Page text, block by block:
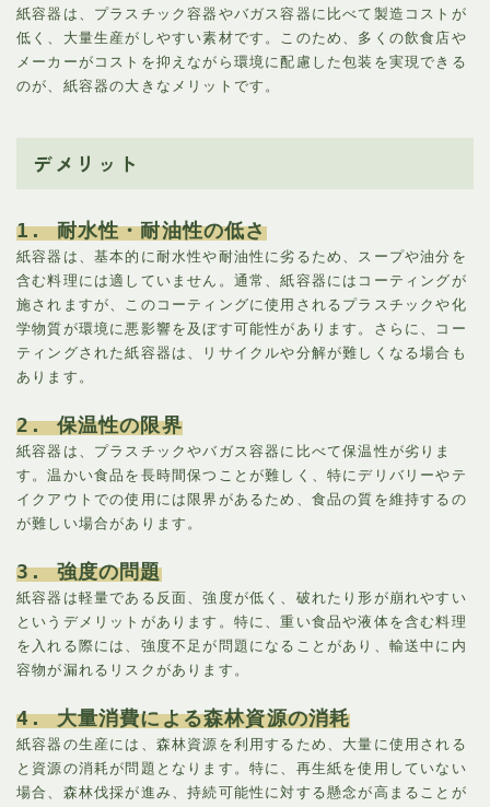
紙容器は、プラスチック容器やバガス容器に比べて製造コストが
低く、大量生産がしやすい素材です。このため、多くの飲食店や
メーカーがコストを抑えながら環境に配慮した包装を実現できる
のが、紙容器の大きなメリットです。
デメリット
1. 耐水性・耐油性の低さ
紙容器は、基本的に耐水性や耐油性に劣るため、スープや油分を
含む料理には適していません。通常、紙容器にはコーティングが
施されますが、このコーティングに使用されるプラスチックや化
学物質が環境に悪影響を及ぼす可能性があります。さらに、コー
ティングされた紙容器は、リサイクルや分解が難しくなる場合も
あります。
2. 保温性の限界
紙容器は、プラスチックやバガス容器に比べて保温性が劣りま
す。温かい食品を長時間保つことが難しく、特にデリバリーやテ
イクアウトでの使用には限界があるため、食品の質を維持するの
が難しい場合があります。
3. 強度の問題
紙容器は軽量である反面、強度が低く、破れたり形が崩れやすい
というデメリットがあります。特に、重い食品や液体を含む料理
を入れる際には、強度不足が問題になることがあり、輸送中に内
容物が漏れるリスクがあります。
4. 大量消費による森林資源の消耗
紙容器の生産には、森林資源を利用するため、大量に使用される
と資源の消耗が問題となります。特に、再生紙を使用していない
場合、森林伐採が進み、持続可能性に対する懸念が高まることが